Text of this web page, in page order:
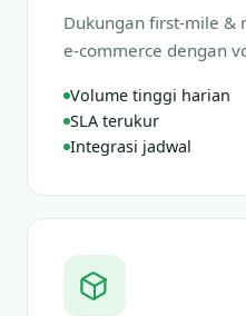
Dukungan first-mile &
e-commerce dengan
Volume tinggi harian
SLA terukur
Integrasi jadwal